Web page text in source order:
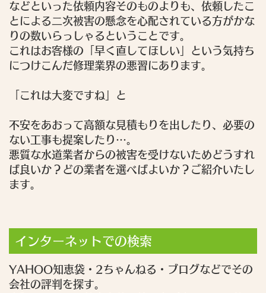
などといった依頼内容そのものよりも、依頼したこ
とによる二次被害の懸念を心配されている方がかな
りの数いらっしゃるということです。
これはお客様の「早く直してほしい」という気持ち
につけこんだ修理業界の悪習にあります。
「これは大変ですね」 と
不安をあおって高額な見積もりを出したり、必要の
ない工事も提案したり…。
悪質な水道業者からの被害を受けないためどうすれ
ば良いか？どの業者を選べばよいか？ご紹介いたし
ます。
インターネットでの検索
YAHOO知恵袋・2ちゃんねる・ブログなどでその
会社の評判を探す。